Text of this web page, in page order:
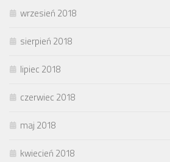
wrzesień 2018
sierpień 2018
lipiec 2018
czerwiec 2018
maj 2018
kwiecień 2018